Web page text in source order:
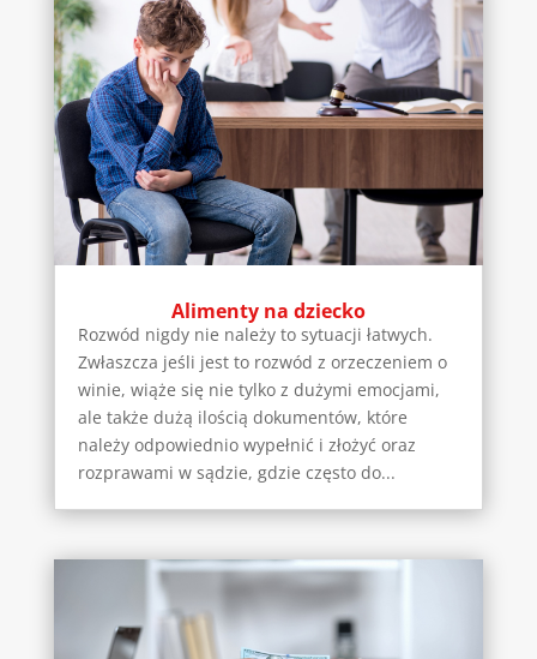
Alimenty na dziecko
Rozwód nigdy nie należy to sytuacji łatwych.
Zwłaszcza jeśli jest to rozwód z orzeczeniem o
winie, wiąże się nie tylko z dużymi emocjami,
ale także dużą ilością dokumentów, które
należy odpowiednio wypełnić i złożyć oraz
rozprawami w sądzie, gdzie często do...